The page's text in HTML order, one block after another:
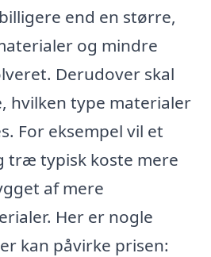
end en større,
og mindre
Derudover skal
hvilken type materialer
For eksempel vil et
træ typisk koste mere
af mere
Her er nogle
kan påvirke prisen: